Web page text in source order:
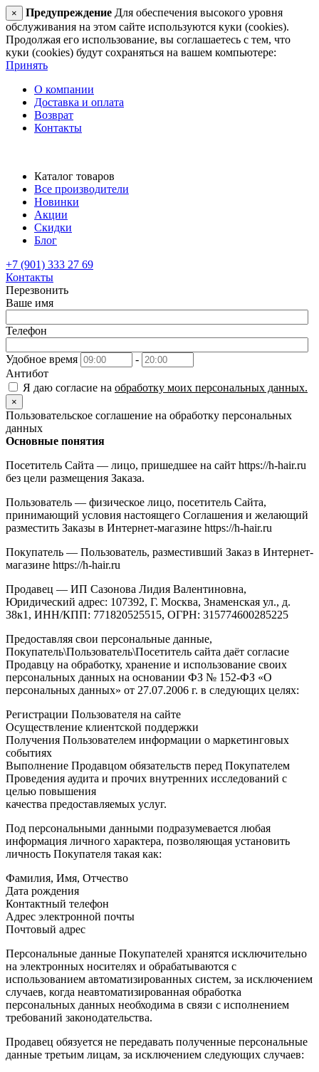
× Предупреждение Для обеспечения высокого уровня
обслуживания на этом сайте используются куки (cookies).
Продолжая его использование, вы соглашаетесь с тем, что
куки (cookies) будут сохраняться на вашем компьютере:
Принять
О компании
Доставка и оплата
Возврат
Контакты
Каталог товаров
Все производители
Новинки
Акции
Скидки
Блог
+7 (901) 333 27 69
Контакты
Перезвонить
Ваше имя
Телефон
Удобное время
-
Антибот
Я даю согласие на обработку моих персональных данных.
×
Пользовательское соглашение на обработку персональных
данных
Основные понятия
Посетитель Сайта — лицо, пришедшее на сайт https://h-hair.ru
без цели размещения Заказа.
Пользователь — физическое лицо, посетитель Сайта,
принимающий условия настоящего Соглашения и желающий
разместить Заказы в Интернет-магазине https://h-hair.ru
Покупатель — Пользователь, разместивший Заказ в Интернет-
магазине https://h-hair.ru
Продавец — ИП Сазонова Лидия Валентиновна,
Юридический адрес: 107392, Г. Москва, Знаменская ул., д.
38к1, ИНН/КПП: 771820525515, ОГРН: 315774600285225
Предоставляя свои персональные данные,
Покупатель\Пользователь\Посетитель сайта даёт согласие
Продавцу на обработку, хранение и использование своих
персональных данных на основании ФЗ № 152-ФЗ «О
персональных данных» от 27.07.2006 г. в следующих целях:
Регистрации Пользователя на сайте
Осуществление клиентской поддержки
Получения Пользователем информации о маркетинговых
событиях
Выполнение Продавцом обязательств перед Покупателем
Проведения аудита и прочих внутренних исследований с
целью повышения
качества предоставляемых услуг.
Под персональными данными подразумевается любая
информация личного характера, позволяющая установить
личность Покупателя такая как:
Фамилия, Имя, Отчество
Дата рождения
Контактный телефон
Адрес электронной почты
Почтовый адрес
Персональные данные Покупателей хранятся исключительно
на электронных носителях и обрабатываются с
использованием автоматизированных систем, за исключением
случаев, когда неавтоматизированная обработка
персональных данных необходима в связи с исполнением
требований законодательства.
Продавец обязуется не передавать полученные персональные
данные третьим лицам, за исключением следующих случаев: